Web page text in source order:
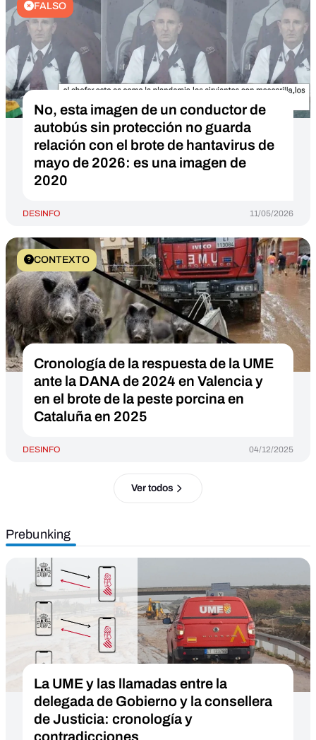
FALSO
No, esta imagen de un conductor de
autobús sin protección no guarda
relación con el brote de hantavirus de
mayo de 2026: es una imagen de
2020
DESINFO 11/05/2026
CONTEXTO
Cronología de la respuesta de la UME
ante la DANA de 2024 en Valencia y
en el brote de la peste porcina en
Cataluña en 2025
DESINFO 04/12/2025
Ver todos
Prebunking
La UME y las llamadas entre la
delegada de Gobierno y la consellera
de Justicia: cronología y
contradicciones